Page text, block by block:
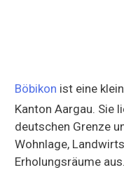
Böbikon ist eine
Kanton Aargau. Sie
deutschen Grenze
Wohnlage,
Erholungsräume